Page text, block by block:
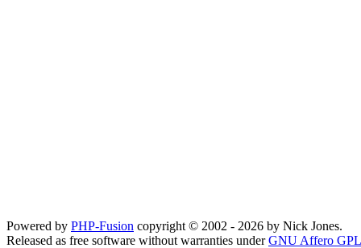
Powered by PHP-Fusion copyright © 2002 - 2026 by Nick Jones.
Released as free software without warranties underGNU Affero GPL